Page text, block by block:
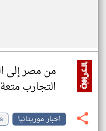
من مصر إلى
التجارب
اخبار موريتانيا